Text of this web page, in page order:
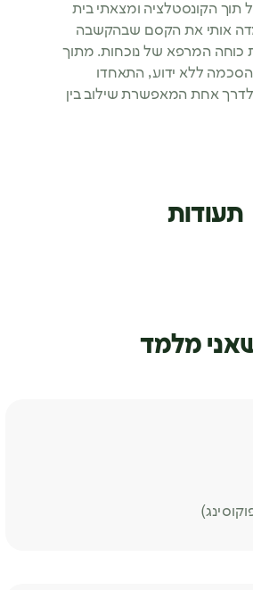
תוך הקונסטלציה ומצאתי בית
אותי את הקסם שבהקשבה
כוחה המרפא של נוכחות. מתוך
ללא ידוע, התאחדו
לדרך אחת המאפשרת שילוב בין
תעודות
מלמד